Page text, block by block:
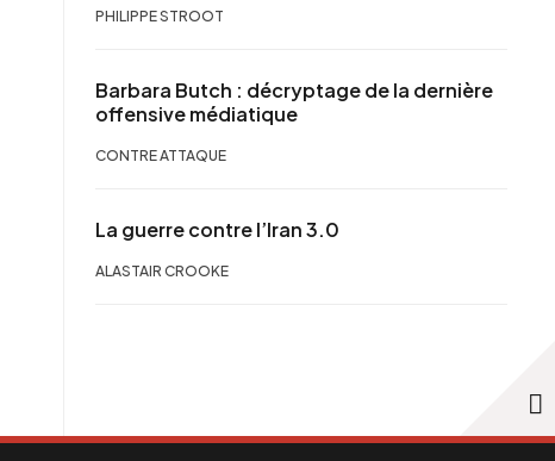
PHILIPPE STROOT
Barbara Butch : décryptage de la dernière
offensive médiatique
CONTRE ATTAQUE
La guerre contre l’Iran 3.0
ALASTAIR CROOKE